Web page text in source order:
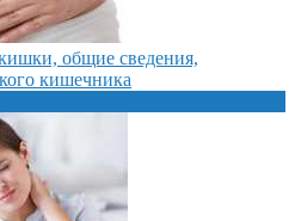
общие сведения,
кишечника